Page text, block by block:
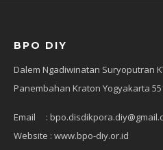
BPO DIY
Dalem Ngadiwinatan Suryoputran
Panembahan Kraton Yogyakarta
Email :
Website : www.bpo-diy.or.id